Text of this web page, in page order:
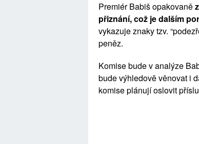
Premiér Babiš opakovaně
přiznání, což je dalším
vykazuje znaky tzv.
peněz.
Komise bude v analýze
bude výhledově věnovat i
komise plánují oslovit